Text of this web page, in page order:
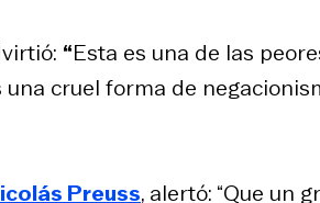
“Esta es una de las
cruel forma de
Preuss, alertó: “Que un